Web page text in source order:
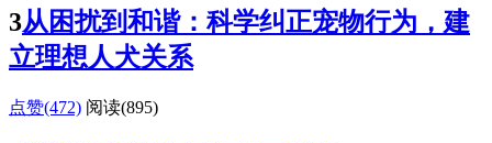
3从困扰到和谐：科学纠正宠物行为，建
立理想人犬关系
点赞(472) 阅读(895)